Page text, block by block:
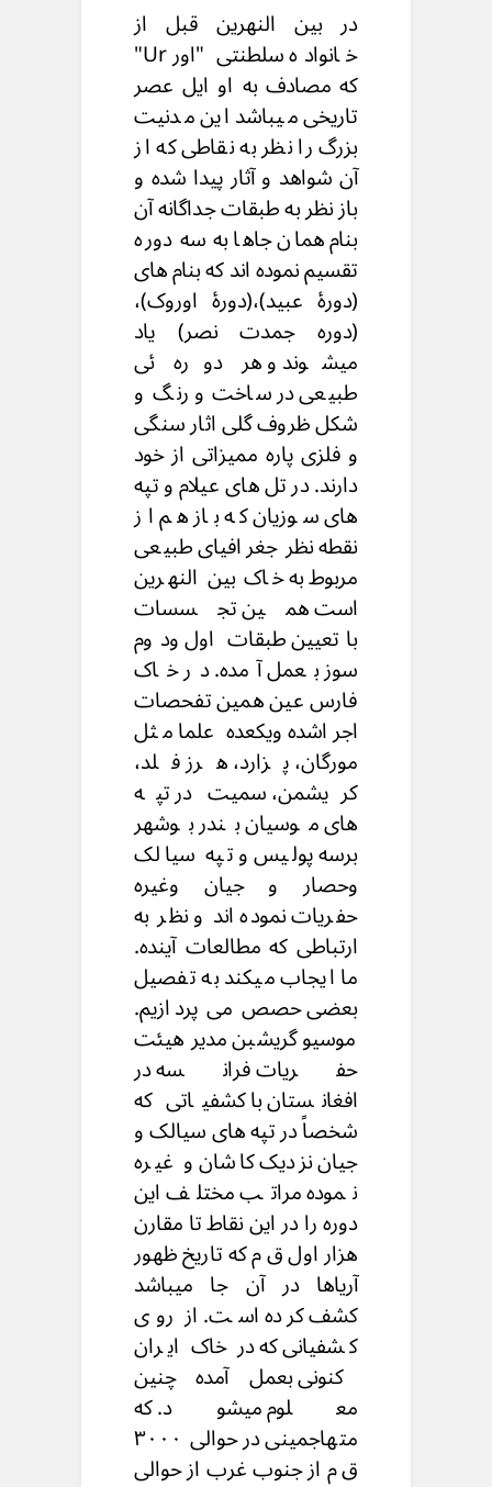
در بین النهرین قبل از
خانواده سلطنتی "اور Ur"
که مصادف به او ایل عصر
تاریخی میباشد این مدنیت
بزرگ را نظر به نقاطی که از
آن شواهد و آثار پیدا شده و
باز نظر به طبقات جداگانه آن
بنام همان جاها به سه دوره
تقسیم نموده اند که بنام های
(دورۀ عبید)،(دورۀ اوروک)،
(دوره جمدت نصر) یاد
میشوند و هر دوره ئی
طبیعی در ساخت و رنگ و
شکل ظروف گلی اثار سنگی
و فلزی پاره ممیزاتی از خود
دارند. در تل های عیلام و تپه
های سوزیان که باز هم از
نقطه نظر جغرافیای طبیعی
مربوط به خاک بین النهرین
است همین تجسسات
باتعیین طبقات اول ودوم
سوز بعمل آمده. در خاک
فارس عین همین تفحصات
اجراشده ویکعده علما مثل
مورگان، پزارد، هرز فلد،
کریشمن، سمیت در تپه
های موسیان بندر بوشهر
برسه پولیس و تپه سیالک
وحصار و جیان وغیره
حفریات نموده اند و نظر به
ارتباطی که مطالعات آینده.
ما ایجاب میکند به تفصیل
بعضی حصص می پردازیم.
موسیو گریشبن مدیر هیئت
حفریات فرانسه در
افغانستان با کشفیاتی که
شخصاً در تپه های سیالک و
جیان نزدیک کاشان و غیره
نموده مراتب مختلف این
دوره را در این نقاط تا مقارن
هزار اول ق م که تاریخ ظهور
آریاها در آن جا میباشد
کشف کرده است. از روی
کشفیانی که در خاک ایران
کنونی بعمل آمده چنین
معلوم میشود. که
متهاجمینی در حوالی ۳۰۰۰
ق م از جنوب غرب از حوالی